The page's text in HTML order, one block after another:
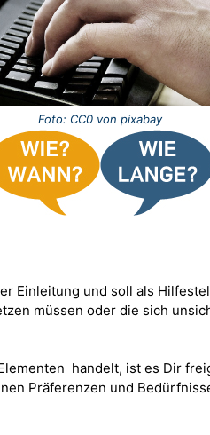
Foto: CC0 von pixabay
Einleitung und soll als
müssen oder die sich
handelt, ist es Dir
Präferenzen und